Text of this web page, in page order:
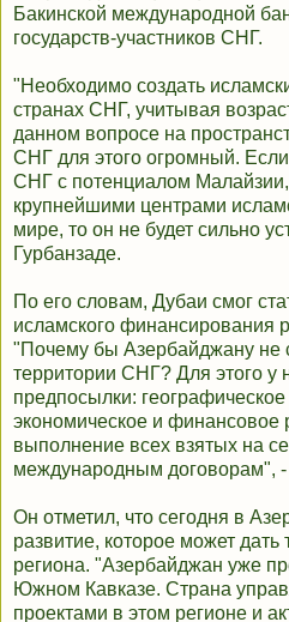
Бакинской международной
государств-участников СНГ.
"Необходимо создать
странах СНГ, учитывая
данном вопросе на
СНГ для этого огромный.
СНГ с потенциалом
крупнейшими центрами
мире, то он не будет сильно
Гурбанзаде.
По его словам, Дубаи смог
исламского финансирования
"Почему бы Азербайджану не
территории СНГ? Для этого у
предпосылки:
экономическое и финансовое
выполнение всех взятых на
международным договорам", -
Он отметил, что сегодня в
развитие, которое может дать
региона. "Азербайджан уже
Южном Кавказе. Страна
проектами в этом регионе и